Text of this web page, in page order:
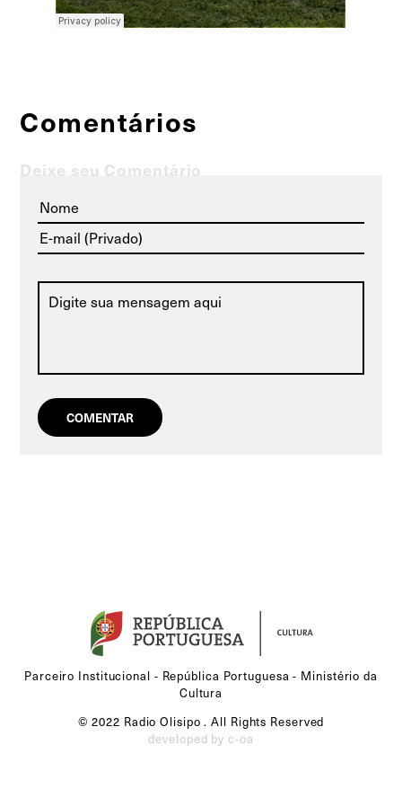
Comentários
Deixe seu Comentário
Parceiro Institucional - República Portuguesa - Ministério da
Cultura
© 2022 Radio Olisipo . All Rights Reserved
developed by c-oa